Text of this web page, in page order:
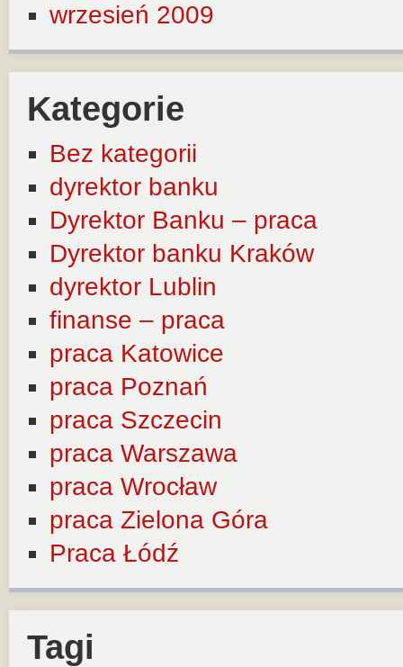
wrzesień 2009
Kategorie
Bez kategorii
dyrektor banku
Dyrektor Banku – praca
Dyrektor banku Kraków
dyrektor Lublin
finanse – praca
praca Katowice
praca Poznań
praca Szczecin
praca Warszawa
praca Wrocław
praca Zielona Góra
Praca Łódź
Tagi